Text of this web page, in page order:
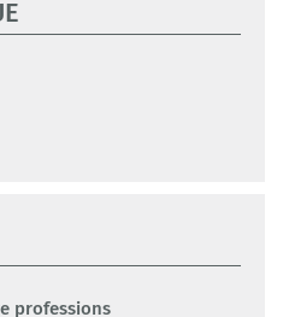
professions